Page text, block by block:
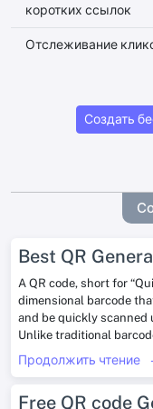
коротких ссылок
Отслеживание
Создать
Best QR
A QR code, short for
dimensional barcode
and be quickly scanned
Unlike traditional
Продолжить чтение
Free QR code